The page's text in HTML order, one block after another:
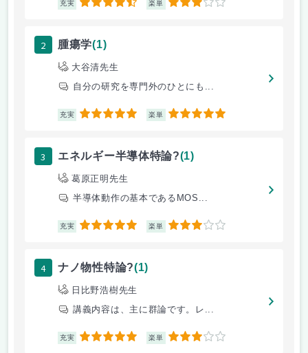
充実 4.5 楽単 3
2 腫瘍学(1)
大谷清先生
自分の研究を専門外のひとにも...
充実 5 楽単 5
3 エネルギー半導体特論?(1)
葛原正明先生
半導体動作の基本であるMOS...
充実 5 楽単 3
4 ナノ物性特論?(1)
日比野浩樹先生
講義内容は、主に群論です。レ...
充実 5 楽単 3